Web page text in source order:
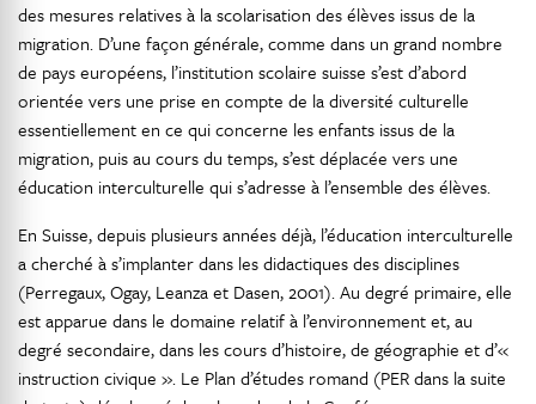
des mesures relatives à la scolarisation des élèves issus de la
migration. D’une façon générale, comme dans un grand nombre
de pays européens, l’institution scolaire suisse s’est d’abord
orientée vers une prise en compte de la diversité culturelle
essentiellement en ce qui concerne les enfants issus de la
migration, puis au cours du temps, s’est déplacée vers une
éducation interculturelle qui s’adresse à l’ensemble des élèves.
En Suisse, depuis plusieurs années déjà, l’éducation interculturelle
a cherché à s’implanter dans les didactiques des disciplines
(Perregaux, Ogay, Leanza et Dasen, 2001). Au degré primaire, elle
est apparue dans le domaine relatif à l’environnement et, au
degré secondaire, dans les cours d’histoire, de géographie et d’«
instruction civique ». Le Plan d’études romand (PER dans la suite